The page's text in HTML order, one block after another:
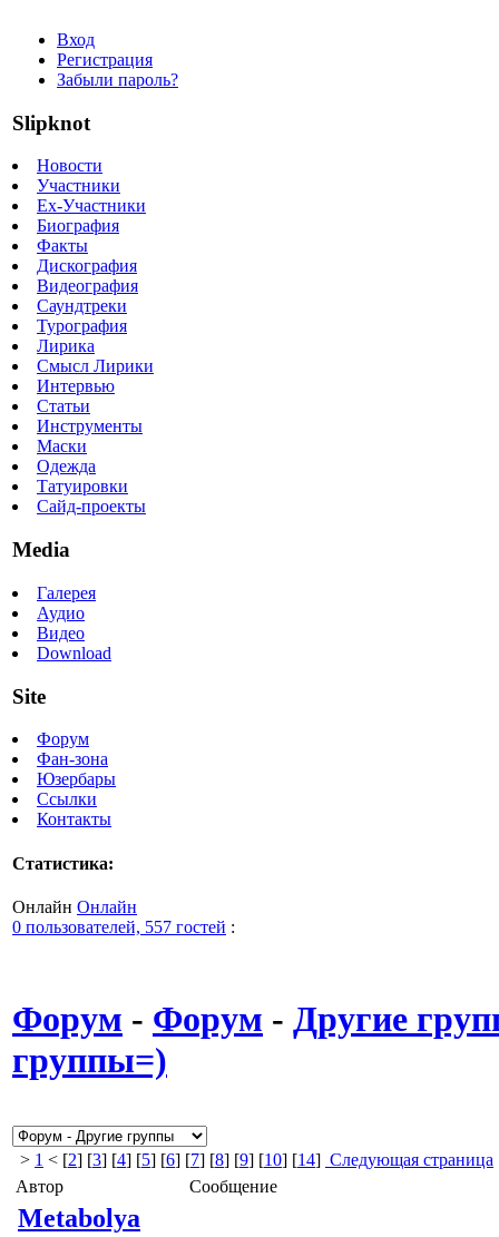
Вход
Регистрация
Забыли пароль?
Slipknot
Новости
Участники
Ex-Участники
Биография
Факты
Дискография
Видеография
Саундтреки
Турография
Лирика
Смысл Лирики
Интервью
Статьи
Инструменты
Маски
Одежда
Татуировки
Сайд-проекты
Media
Галерея
Аудио
Видео
Download
Site
Форум
Фан-зона
Юзербары
Ссылки
Контакты
Статистика:
Онлайн Онлайн
0 пользователей, 557 гостей :
Форум - Форум - Другие
группы=)
> 1 < [2] [3] [4] [5] [6] [7] [8] [9] [10] [14] Следующая страница
Автор
Сообщение
Metabolya